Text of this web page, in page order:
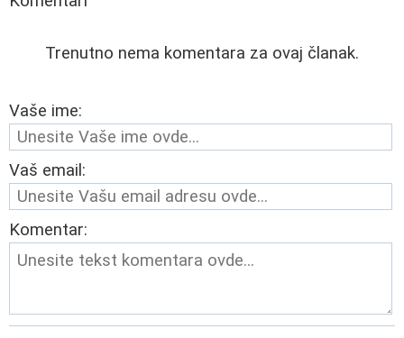
Trenutno nema komentara za ovaj članak.
Vaše ime:
Vaš email:
Komentar: